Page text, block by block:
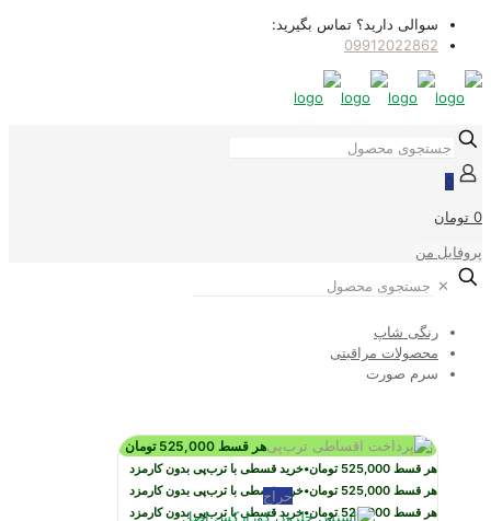
سوالی دارید؟ تماس بگیرید:
09912022862
0
0 تومان
پروفایل من
✕
رنگی شاپ
محصولات مراقبتی
سرم صورت
هر قسط525,000 تومان
هر قسط525,000 تومان•خرید قسطی با ترب‌پی بدون کارمزد
هر قسط525,000 تومان•خرید قسطی با ترب‌پی بدون کارمزد
هر قسط525,000 تومان•خرید قسطی با ترب‌پی بدون کارمزد
حراج